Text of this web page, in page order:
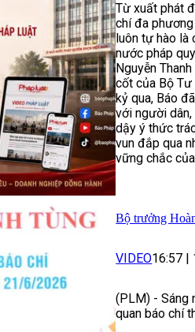
Từ xuất phát
chí đa
luôn tự hào là
nước pháp
Nguyễn
cốt của Bộ Tư
kỷ qua, Báo
với người
dậy ý thức
vun đắp qua
vững chắc
Bộ trưởng
VIDEO16:57
(PLM) - Sáng
quan báo chí